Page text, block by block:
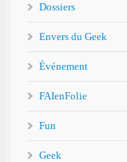
Dossiers
Envers du Geek
Événement
FAIenFolie
Fun
Geek